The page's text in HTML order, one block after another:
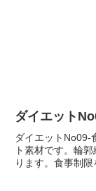
ダイエット
ダイエットNo09-
ト素材です。輪
ります。食事制